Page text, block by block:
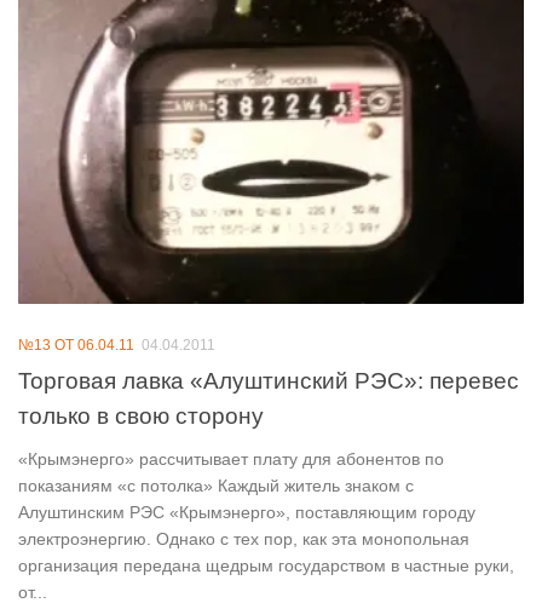
№13 ОТ 06.04.11 04.04.2011
Торговая лавка «Алуштинский РЭС»: перевес
только в свою сторону
«Крымэнерго» рассчитывает плату для абонентов по
показаниям «с потолка» Каждый житель знаком с
Алуштинским РЭС «Крымэнерго», поставляющим городу
электроэнергию. Однако с тех пор, как эта монопольная
организация передана щедрым государством в частные руки,
от...